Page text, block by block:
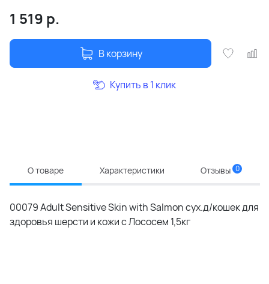
1 519 р.
В корзину
Купить в 1 клик
О товаре Характеристики Отзывы 0
00079 Adult Sensitive Skin with Salmon сух.д/кошек для
здоровья шерсти и кожи с Лососем 1,5кг